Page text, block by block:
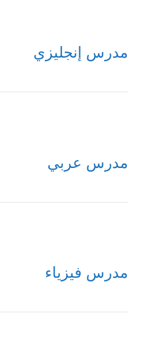
مدرس إنجليزي
مدرس عربي
مدرس فيزياء